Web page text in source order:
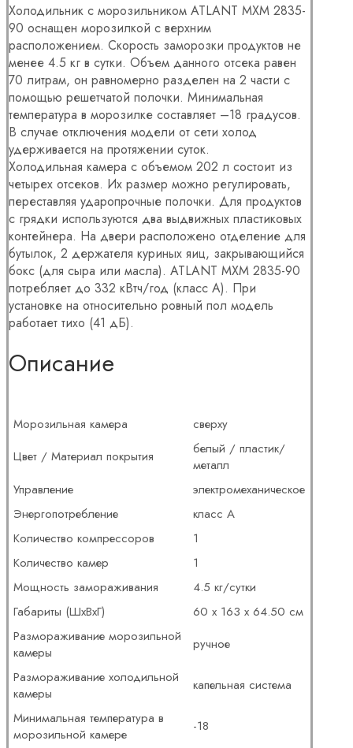
Холодильник с морозильником ATLANT МХМ 2835-
90 оснащен морозилкой с верхним
расположением. Скорость заморозки продуктов не
менее 4.5 кг в сутки. Объем данного отсека равен
70 литрам, он равномерно разделен на 2 части с
помощью решетчатой полочки. Минимальная
температура в морозилке составляет –18 градусов.
В случае отключения модели от сети холод
удерживается на протяжении суток.
Холодильная камера с объемом 202 л состоит из
четырех отсеков. Их размер можно регулировать,
переставляя ударопрочные полочки. Для продуктов
с грядки используются два выдвижных пластиковых
контейнера. На двери расположено отделение для
бутылок, 2 держателя куриных яиц, закрывающийся
бокс (для сыра или масла). ATLANT МХМ 2835-90
потребляет до 332 кВтч/год (класс А). При
установке на относительно ровный пол модель
работает тихо (41 дБ).
Описание
Морозильная камера
сверху
Цвет / Материал покрытия
белый / пластик/
металл
Управление
электромеханическое
Энергопотребление
класс A
Количество компрессоров
1
Количество камер
1
Мощность замораживания
4.5 кг/сутки
Габариты (ШхВхГ)
60 х 163 х 64.50 см
Размораживание морозильной
камеры
ручное
Размораживание холодильной
камеры
капельная система
Минимальная температура в
морозильной камере
-18